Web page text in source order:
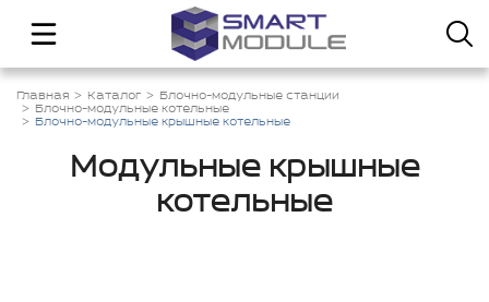
Главная Каталог
Блочно-модульные станции
Блочно-модульные котельные
Блочно-модульные крышные котельные
Модульные крышные
котельные